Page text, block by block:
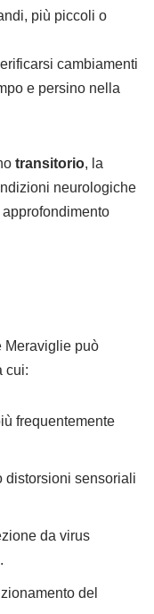
più piccoli o
cambiamenti
e persino nella
transitorio, la
neurologiche
Meraviglie può
cui:
frequentemente
distorsioni sensoriali
da virus
del